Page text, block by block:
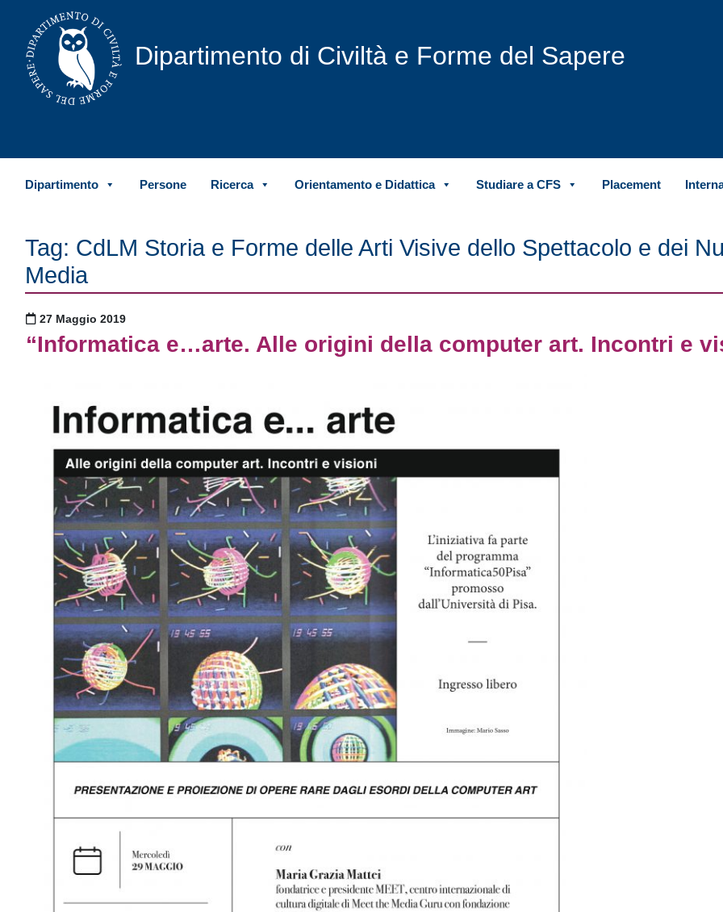
Vai al contenuto
Dipartimento di Civiltà e Forme del Sapere
Dipartimento Persone Ricerca Orientamento e Didattica Studiare a CFS Placement
Tag: CdLM Storia e Forme delle Arti Visive dello Spettacolo e dei
Media
Pubblicato il
27 Maggio 2019
“Informatica e…arte. Alle origini della computer art. Incontri e